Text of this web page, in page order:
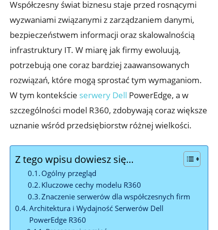
Współczesny świat biznesu staje przed rosnącymi
wyzwaniami związanymi z zarządzaniem danymi,
bezpieczeństwem informacji oraz skalowalnością
infrastruktury IT. W miarę jak firmy ewoluują,
potrzebują one coraz bardziej zaawansowanych
rozwiązań, które mogą sprostać tym wymaganiom.
W tym kontekście serwery Dell PowerEdge, a w
szczególności model R360, zdobywają coraz większe
uznanie wśród przedsiębiorstw różnej wielkości.
Z tego wpisu dowiesz się…
Ogólny przegląd
Kluczowe cechy modelu R360
Znaczenie serwerów dla współczesnych firm
Architektura i Wydajność Serwerów Dell
PowerEdge R360